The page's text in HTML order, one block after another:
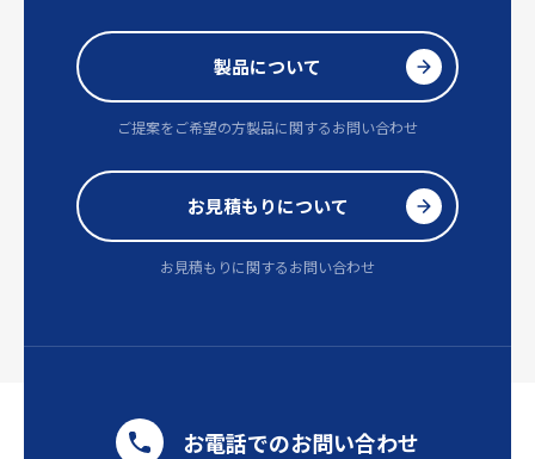
製品について
ご提案をご希望の方製品に関するお問い合わせ
お見積もりについて
お見積もりに関するお問い合わせ
お電話でのお問い合わせ